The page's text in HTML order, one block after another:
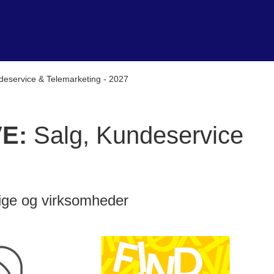
& Telemarketing - 2027
Salg, Kundeservice
og virksomheder